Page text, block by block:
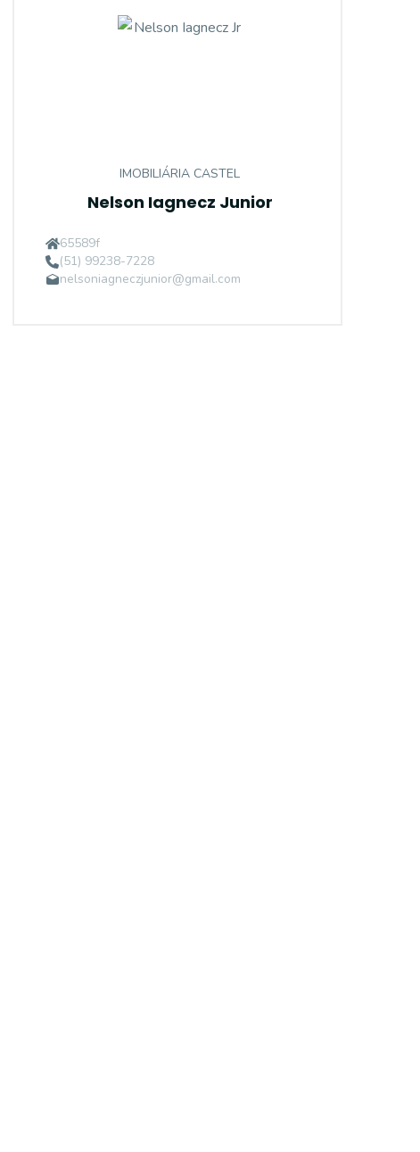
IMOBILIÁRIA CASTEL
Nelson Iagnecz Junior
65589f
(51) 99238-7228
nelsoniagneczjunior@gmail.com